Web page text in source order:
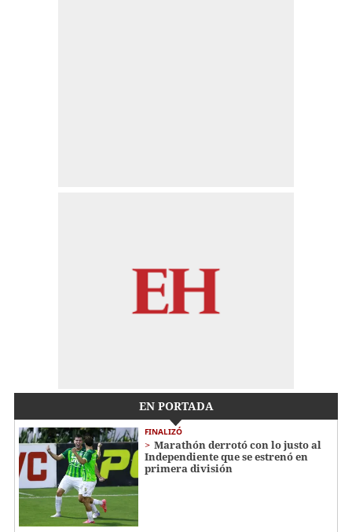
EN PORTADA
FINALIZÓ
Marathón derrotó con lo justo al
Independiente que se estrenó en
primera división